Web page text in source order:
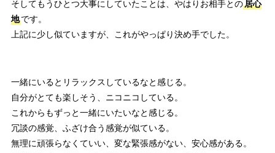
そしてもうひとつ大事にしていたことは、やはりお相手との居心
地です。
上記に少し似ていますが、これがやっぱり決め手でした。
一緒にいるとリラックスしているなと感じる。
自分がとても楽しそう、ニコニコしている。
これからもずっと一緒にいたいなと感じる。
冗談の感覚、ふざけ合う感覚が似ている。
無理に頑張らなくていい、変な緊張感がない、安心感がある。